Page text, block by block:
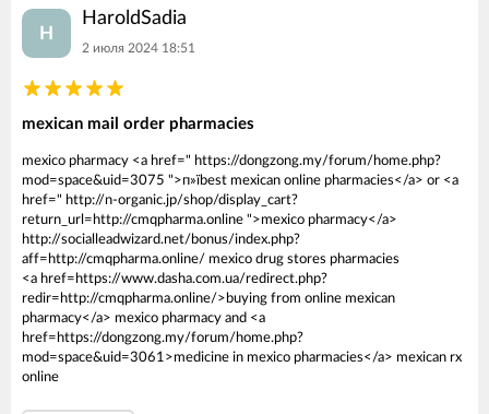
H
HaroldSadia
2 июля 2024 18:51
mexican mail order pharmacies
mexico pharmacy <a href=" https://dongzong.my/forum/home.php?
mod=space&uid=3075 ">п»їbest mexican online pharmacies</a> or <a
href=" http://n-organic.jp/shop/display_cart?
return_url=http://cmqpharma.online ">mexico pharmacy</a>
http://socialleadwizard.net/bonus/index.php?
aff=http://cmqpharma.online/ mexico drug stores pharmacies
<a href=https://www.dasha.com.ua/redirect.php?
redir=http://cmqpharma.online/>buying from online mexican
pharmacy</a> mexico pharmacy and <a
href=https://dongzong.my/forum/home.php?
mod=space&uid=3061>medicine in mexico pharmacies</a> mexican rx
online